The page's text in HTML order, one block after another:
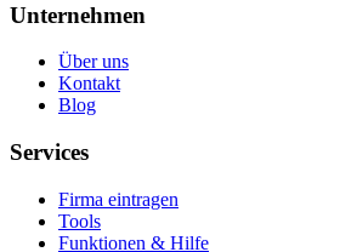
Unternehmen
Über uns
Kontakt
Blog
Services
Firma eintragen
Tools
Funktionen & Hilfe